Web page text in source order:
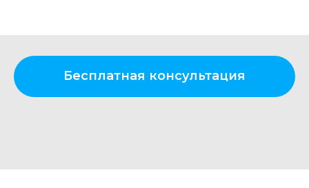
Бесплатная консультация